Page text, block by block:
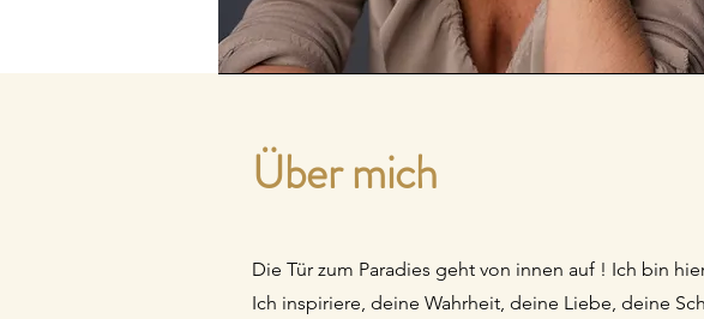
Über mich
Die Tür zum Paradies geht von innen auf ! Ich bin
Ich inspiriere, deine Wahrheit, deine Liebe, deine